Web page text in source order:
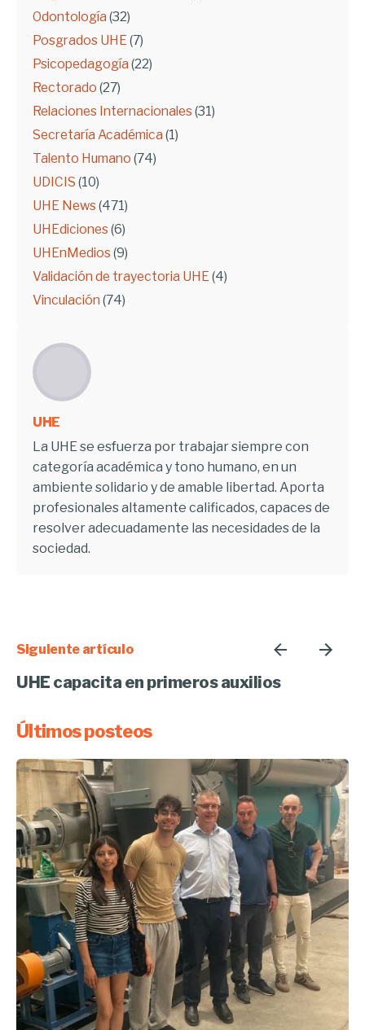
Odontología (32)
Posgrados UHE(7)
Psicopedagogía (22)
Rectorado (27)
Relaciones Internacionales (31)
Secretaría Académica (1)
Talento Humano (74)
UDICIS (10)
UHE News (471)
UHEdiciones (6)
UHEnMedios (9)
Validación de trayectoria UHE(4)
Vinculación (74)
UHE
La UHE se esfuerza por trabajar siempre con
categoría académica y tono humano, en un
ambiente solidario y de amable libertad. Aporta
profesionales altamente calificados, capaces de
resolver adecuadamente las necesidades de la
sociedad.
Siguiente artículo
UHE capacita en primeros auxilios
Últimos posteos